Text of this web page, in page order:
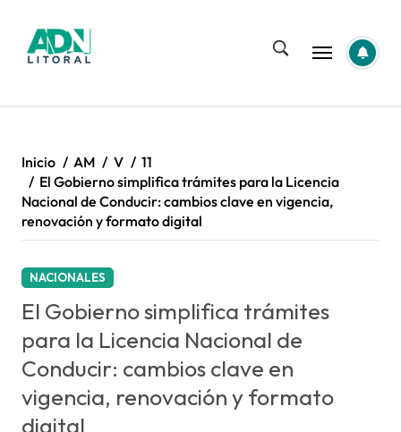
contenido
Inicio AM V
11
El Gobierno simplifica trámites para la Licencia
Nacional de Conducir: cambios clave en vigencia,
renovación y formato digital
NACIONALES
El Gobierno simplifica trámites
para la Licencia Nacional de
Conducir: cambios clave en
vigencia, renovación y formato
digital